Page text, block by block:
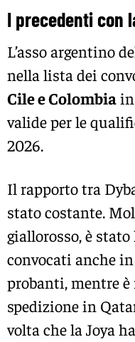
I precedenti con
L’asso argentino
nella lista dei
Cile e Colombia
valide per le
2026.
Il rapporto tra
stato costante.
giallorosso, è
convocati anche
probanti, mentre
spedizione in
volta che la Joya